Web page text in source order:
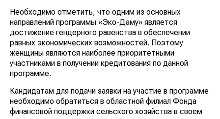
Необходимо отметить, что одним из основных
направлений программы «Эко-Даму» является
достижение гендерного равенства в обеспечении
равных экономических возможностей. Поэтому
женщины являются наиболее приоритетными
участниками в получении кредитования по данной
программе.
Кандидатам для подачи заявки на участие в программе
необходимо обратиться в областной филиал Фонда
финансовой поддержки сельского хозяйства в своем